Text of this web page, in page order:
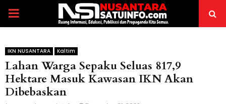
PRIMARY
IKN NUSANTARA Kaltim
Lahan Warga Sepaku Seluas 817,9
Hektare Masuk Kawasan IKN Akan
Dibebaskan